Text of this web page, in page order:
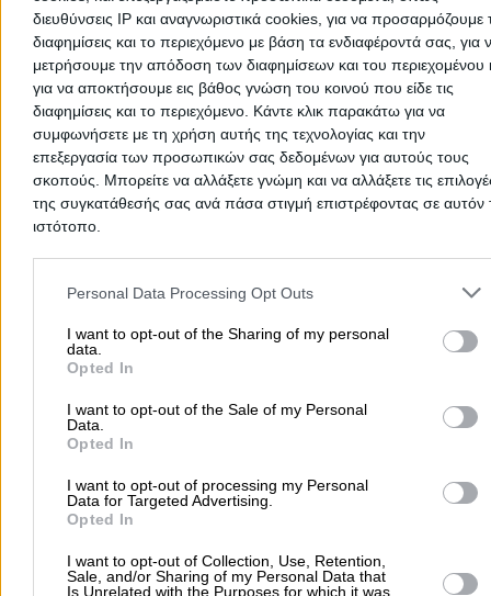
διευθύνσεις IP και αναγνωριστικά cookies, για να προσαρμόζουμε
διαφημίσεις και το περιεχόμενο με βάση τα ενδιαφέροντά σας, για
μετρήσουμε την απόδοση των διαφημίσεων και του περιεχομένου
για να αποκτήσουμε εις βάθος γνώση του κοινού που είδε τις
διαφημίσεις και το περιεχόμενο. Κάντε κλικ παρακάτω για να
συμφωνήσετε με τη χρήση αυτής της τεχνολογίας και την
επεξεργασία των προσωπικών σας δεδομένων για αυτούς τους
σκοπούς. Μπορείτε να αλλάξετε γνώμη και να αλλάξετε τις
της συγκατάθεσής σας ανά πάσα στιγμή επιστρέφοντας σε αυτόν
ιστότοπο.
Please note that this website/app uses one or more Google
and may gather and store information including but not limited to
to Google and its third-party tags to use your data for below
purposes in below Google consent section.
Personal Data Processing Opt Outs
I want to opt-out of the Sharing of my personal
data.
Opted In
I want to opt-out of the Sale of my Personal
Data.
Opted In
I want to opt-out of processing my Personal
Data for Targeted Advertising.
Opted In
I want to opt-out of Collection, Use, Retention,
Sale, and/or Sharing of my Personal Data that
Is Unrelated with the Purposes for which it was
Τηλέφωνο: 2241092605
Στοιχεία αναζήτησης:
Όπλα Κυνηγιού Είδη ,
Δωδεκανήσων
Κορασαντζιάν Αντωνία Α.
Όπλα & Κυνηγιού Είδη
Καζούλη Στεφάνου 55, Ρόδος
Τηλέφωνο: 2241034337
Είδη Κυνηγιού
Όπλα & Κυνηγιού Είδη
Τηλέφωνο:2242068683
Δωδεκανήσων
Στην ενότηταΌπλα Κυνηγιού Είδη μπορείς να βρεις
όπλα (καραμπίνες, αεροβόλα, περίστροφα, σουγιάδες), φυσίγγια
έχουμε συγκεντρώσει τους καλύτερους εμπόρους, εισαγωγείς
κυνηγετικών όπλων και ειδών σε Δωδεκανήσων.